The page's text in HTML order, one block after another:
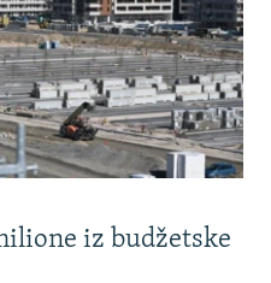
iz budžetske